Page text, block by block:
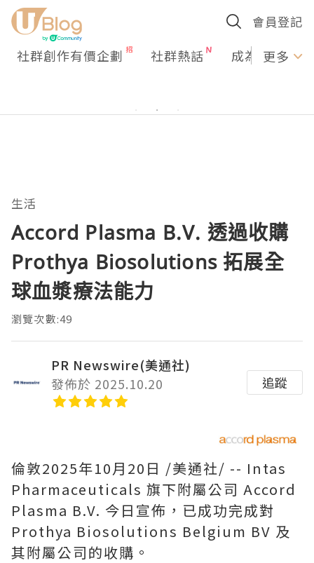
會員登記
社群創作有價企劃 社群熱話 成為U更多
生活
Accord Plasma B.V. 透過收購
Prothya Biosolutions 拓展全
球血漿療法能力
瀏覽次數:49
PR Newswire(美通社)
發佈於 2025.10.20
追蹤
倫敦2025年10月20日 /美通社/ -- Intas
Pharmaceuticals 旗下附屬公司 Accord
Plasma B.V. 今日宣佈，已成功完成對
Prothya Biosolutions Belgium BV 及
其附屬公司的收購。